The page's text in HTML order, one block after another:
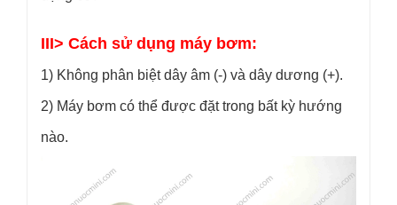
III> Cách sử dụng máy bơm:
1) Không phân biệt dây âm (-) và dây dương (+).
2) Máy bơm có thể được đặt trong bất kỳ hướng
nào.